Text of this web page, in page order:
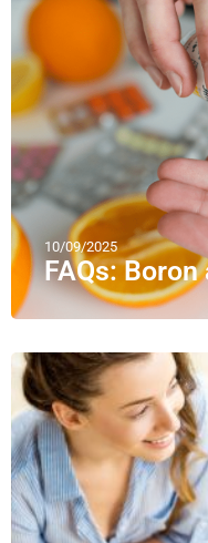
10/09/2025
FAQs: